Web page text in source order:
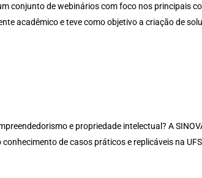
conjunto de webinários com foco nos principais
acadêmico e teve como objetivo a criação de
e propriedade intelectual? A
de casos práticos e replicáveis na